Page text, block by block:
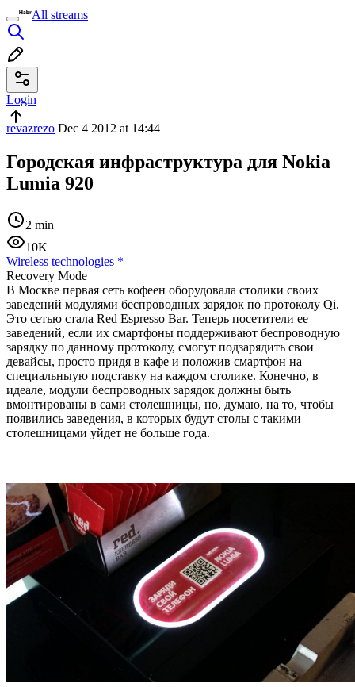
All streams
Login
revazrezo Dec 4 2012 at 14:44
Городская инфраструктура для Nokia
Lumia 920
2 min
10K
Wireless technologies *
Recovery Mode
В Москве первая сеть кофеен оборудовала столики своих
заведений модулями беспроводных зарядок по протоколу Qi.
Это сетью стала Red Espresso Bar. Теперь посетители ее
заведений, если их смартфоны поддерживают беспроводную
зарядку по данному протоколу, смогут подзарядить свои
девайсы, просто придя в кафе и положив смартфон на
специальныую подставку на каждом столике. Конечно, в
идеале, модули беспроводных зарядок должны быть
вмонтированы в сами столешницы, но, думаю, на то, чтобы
появились заведения, в которых будут столы с такими
столешницами уйдет не больше года.